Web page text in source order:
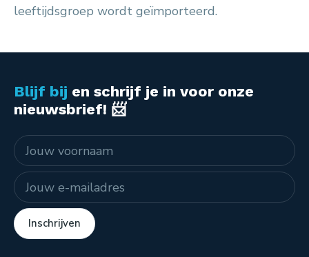
leeftijdsgroep wordt geïmporteerd.
Blijf bij en schrijf je in voor onze
nieuwsbrief! 📨
Naam
E-mailadres
Inschrijven